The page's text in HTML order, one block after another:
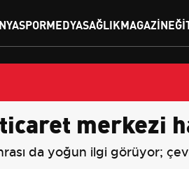
SPORMEDYASAĞLIKMAGAZIN
merkezi
da yoğun ilgi görüyor;